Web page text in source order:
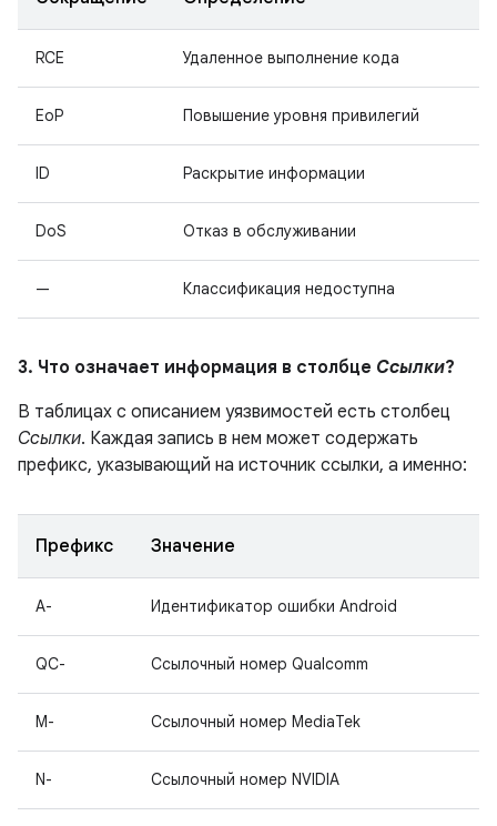
RCE Удаленное выполнение кода
EoP Повышение уровня привилегий
ID Раскрытие информации
DoS Отказ в обслуживании
— Классификация недоступна
3. Что означает информация в столбце Ссылки?
В таблицах с описанием уязвимостей есть столбец
Ссылки. Каждая запись в нем может содержать
префикс, указывающий на источник ссылки, а именно:
Префикс Значение
A- Идентификатор ошибки Android
QC- Ссылочный номер Qualcomm
M- Ссылочный номер MediaTek
N- Ссылочный номер NVIDIA